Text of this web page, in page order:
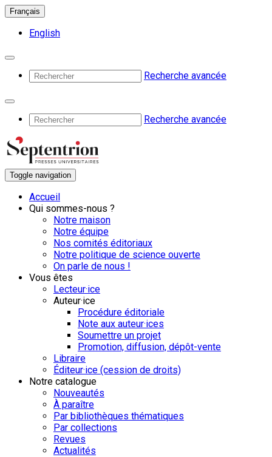
Français
English
Recherche avancée
Recherche avancée
Toggle navigation
Accueil
Qui sommes-nous ?
Notre maison
Notre équipe
Nos comités éditoriaux
Notre politique de science ouverte
On parle de nous !
Vous êtes
Lecteur·ice
Auteur·ice
Procédure éditoriale
Note aux auteur·ices
Soumettre un projet
Promotion, diffusion, dépôt-vente
Libraire
Éditeur·ice (cession de droits)
Notre catalogue
Nouveautés
À paraître
Par bibliothèques thématiques
Par collections
Revues
Actualités